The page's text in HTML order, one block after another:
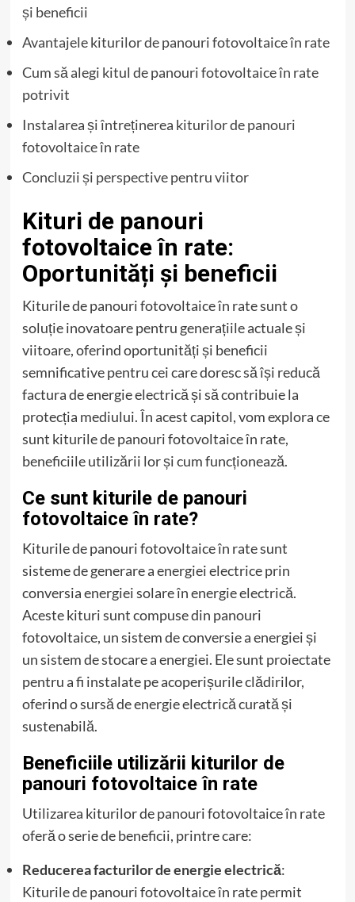
și beneficii
Avantajele kiturilor de panouri fotovoltaice în rate
Cum să alegi kitul de panouri fotovoltaice în rate
potrivit
Instalarea și întreținerea kiturilor de panouri
fotovoltaice în rate
Concluzii și perspective pentru viitor
Kituri de panouri
fotovoltaice în rate:
Oportunități și beneficii
Kiturile de panouri fotovoltaice în rate sunt o
soluție inovatoare pentru generațiile actuale și
viitoare, oferind oportunități și beneficii
semnificative pentru cei care doresc să își reducă
factura de energie electrică și să contribuie la
protecția mediului. În acest capitol, vom explora ce
sunt kiturile de panouri fotovoltaice în rate,
beneficiile utilizării lor și cum funcționează.
Ce sunt kiturile de panouri
fotovoltaice în rate?
Kiturile de panouri fotovoltaice în rate sunt
sisteme de generare a energiei electrice prin
conversia energiei solare în energie electrică.
Aceste kituri sunt compuse din panouri
fotovoltaice, un sistem de conversie a energiei și
un sistem de stocare a energiei. Ele sunt proiectate
pentru a fi instalate pe acoperișurile clădirilor,
oferind o sursă de energie electrică curată și
sustenabilă.
Beneficiile utilizării kiturilor de
panouri fotovoltaice în rate
Utilizarea kiturilor de panouri fotovoltaice în rate
oferă o serie de beneficii, printre care:
Reducerea facturilor de energie electrică:
Kiturile de panouri fotovoltaice în rate permit